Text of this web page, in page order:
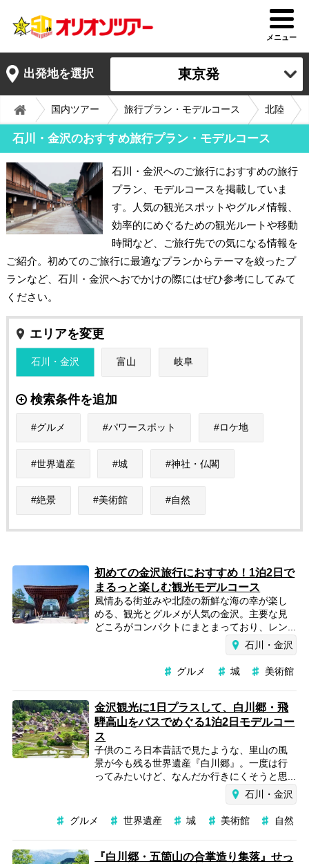
メニュー
出発地を選択 東京発
国内ツアー 旅行プラン・モデルコース 北陸
石川・金沢のおすすめ旅行プラン・モデルコース
石川・金沢へのご旅行におすすめの旅行
プラン、モデルコースを掲載していま
す。人気の観光スポットやグルメ情報、
効率的にめぐるための観光ルートや移動
時間など、ご旅行先での気になる情報を
ご紹介。初めてのご旅行に最適なプランからテーマを絞ったプ
ランなど、石川・金沢へおでかけの際にはぜひ参考にしてみて
ください。
エリアを変更
石川・金沢 富山 岐阜
検索条件を追加
グルメ パワースポット ロケ地
世界遺産 城 神社・仏閣
絶景 美術館 自然
初めての金沢旅行におすすめ！1泊2日で
まるっと楽しむ観光モデルコース
風情ある街並みや北陸の新鮮な海の幸が楽し
める、観光とグルメが人気の金沢。主要な見
どころがコンパクトにまとまっており、レン...
石川・金沢
グルメ 城 美術館
金沢観光に1日プラスして、白川郷・飛
騨高山をバスでめぐる1泊2日モデルコー
ス
子供のころ日本昔話で見たような、里山の風
景が今も残る世界遺産『白川郷』。一度は行
ってみたいけど、なんだか行きにくそうと思...
石川・金沢
グルメ 世界遺産 城 美術館 自然
『白川郷・五箇山の合掌造り集落』せっ